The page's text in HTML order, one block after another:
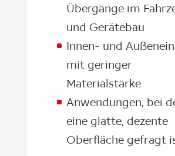
Übergänge im
und Gerätebau
Innen- und
mit geringer
Materialstärke
Anwendungen, bei
eine glatte, dezente
Oberfläche gefragt